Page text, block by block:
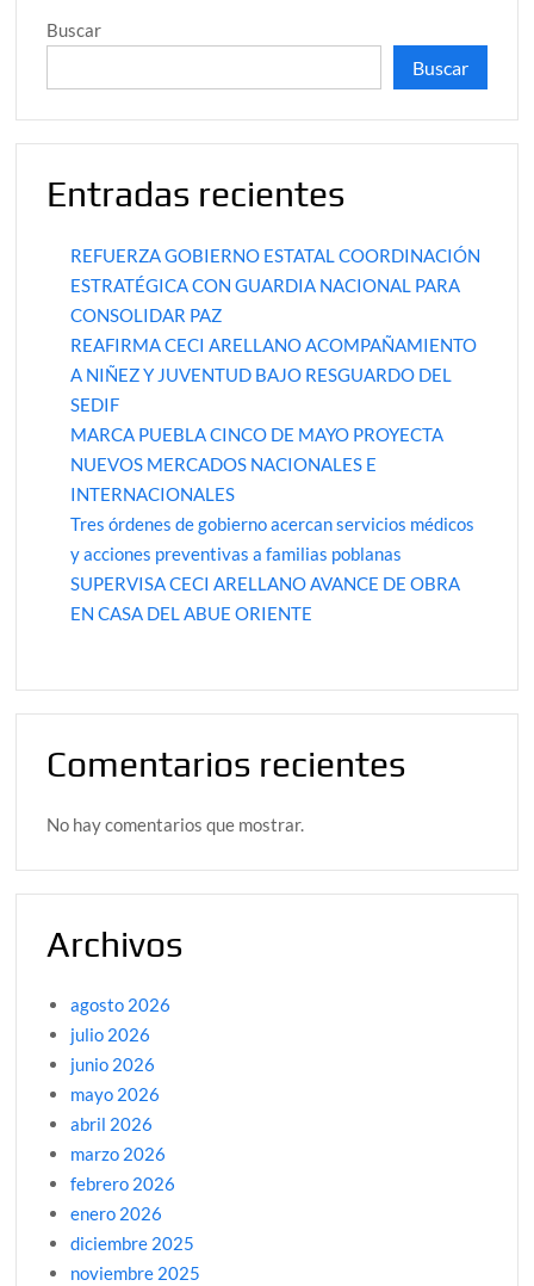
Buscar
Buscar
Entradas recientes
REFUERZA GOBIERNO ESTATAL COORDINACIÓN
ESTRATÉGICA CON GUARDIA NACIONAL PARA
CONSOLIDAR PAZ
REAFIRMA CECI ARELLANO ACOMPAÑAMIENTO
A NIÑEZ Y JUVENTUD BAJO RESGUARDO DEL
SEDIF
MARCA PUEBLA CINCO DE MAYO PROYECTA
NUEVOS MERCADOS NACIONALES E
INTERNACIONALES
Tres órdenes de gobierno acercan servicios médicos
y acciones preventivas a familias poblanas
SUPERVISA CECI ARELLANO AVANCE DE OBRA
EN CASA DEL ABUE ORIENTE
Comentarios recientes
No hay comentarios que mostrar.
Archivos
agosto 2026
julio 2026
junio 2026
mayo 2026
abril 2026
marzo 2026
febrero 2026
enero 2026
diciembre 2025
noviembre 2025